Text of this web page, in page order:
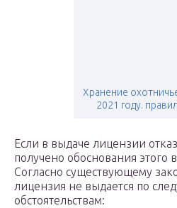
Хранение
2021 году.
Если в выдаче лицензии
получено обоснования этого
Согласно существующему
лицензия не выдается по
обстоятельствам: